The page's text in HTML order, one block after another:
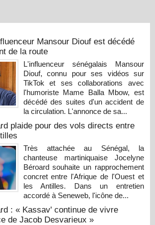
Mansour Diouf est décédé
de la route
L'influenceur sénégalais Mansour
Diouf, connu pour ses vidéos sur
TikTok et ses collaborations avec
l'humoriste Mame Balla Mbow, est
décédé des suites d'un accident de
la circulation. L'annonce de sa...
plaide pour des vols directs entre
Très attachée au Sénégal, la
chanteuse martiniquaise Jocelyne
Béroard souhaite un rapprochement
concret entre l'Afrique de l'Ouest et
les Antilles. Dans un entretien
accordé à Seneweb, l'icône de...
: « Kassav' continue de vivre
de Jacob Desvarieux »